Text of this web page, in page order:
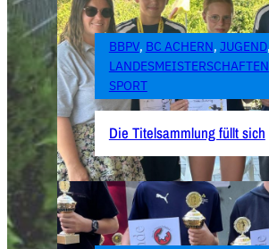
BBPV, BC ACHERN, JUGEND
LANDESMEISTERSCHAFTEN
SPORT
Die Titelsammlung füllt sich